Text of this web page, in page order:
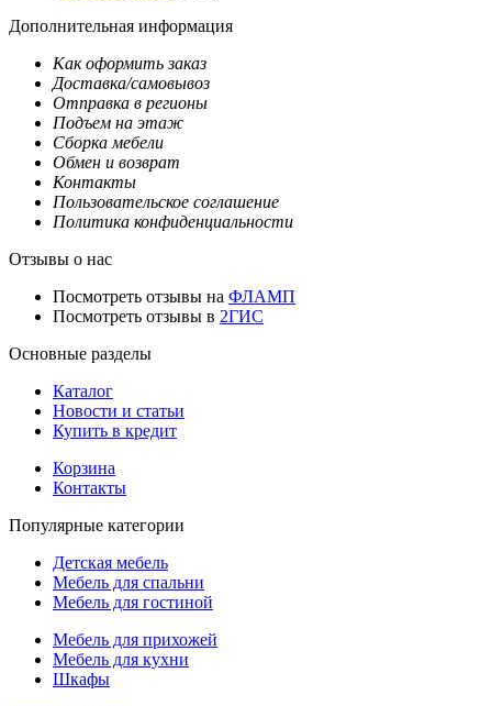
Дополнительная информация
Как оформить заказ
Доставка/самовывоз
Отправка в регионы
Подъем на этаж
Сборка мебели
Обмен и возврат
Контакты
Пользовательское соглашение
Политика конфиденциальности
Отзывы о нас
Посмотреть отзывы на ФЛАМП
Посмотреть отзывы в 2ГИС
Основные разделы
Каталог
Новости и статьи
Купить в кредит
Корзина
Контакты
Популярные категории
Детская мебель
Мебель для спальни
Мебель для гостиной
Мебель для прихожей
Мебель для кухни
Шкафы